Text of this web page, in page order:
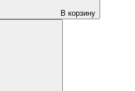
В корзину